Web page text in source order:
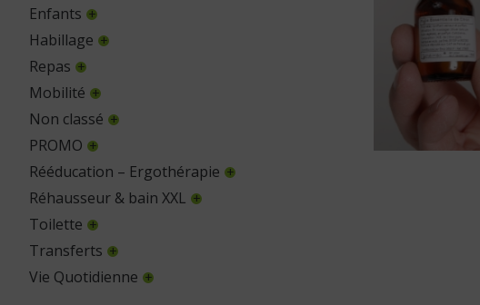
Enfants
Habillage
Repas
Mobilité
Non classé
PROMO
Rééducation – Ergothérapie
Réhausseur & bain XXL
Toilette
Transferts
Vie Quotidienne